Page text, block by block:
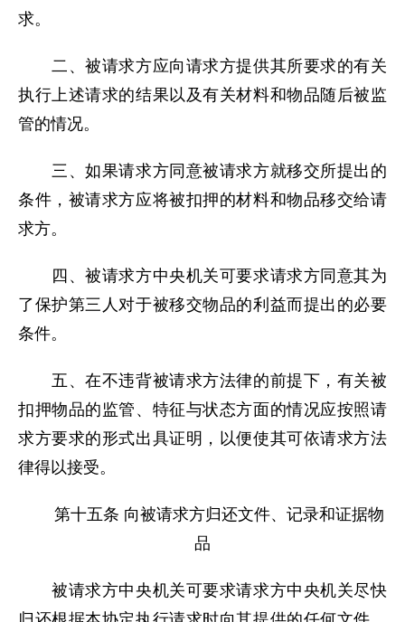
求。
二、被请求方应向请求方提供其所要求的有关
执行上述请求的结果以及有关材料和物品随后被监
管的情况。
三、如果请求方同意被请求方就移交所提出的
条件，被请求方应将被扣押的材料和物品移交给请
求方。
四、被请求方中央机关可要求请求方同意其为
了保护第三人对于被移交物品的利益而提出的必要
条件。
五、在不违背被请求方法律的前提下，有关被
扣押物品的监管、特征与状态方面的情况应按照请
求方要求的形式出具证明，以便使其可依请求方法
律得以接受。
第十五条 向被请求方归还文件、记录和证据物
品
被请求方中央机关可要求请求方中央机关尽快